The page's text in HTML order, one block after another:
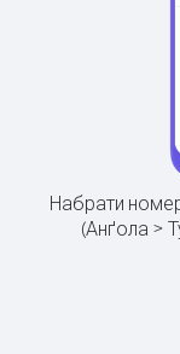
Набрати
(Анґола >